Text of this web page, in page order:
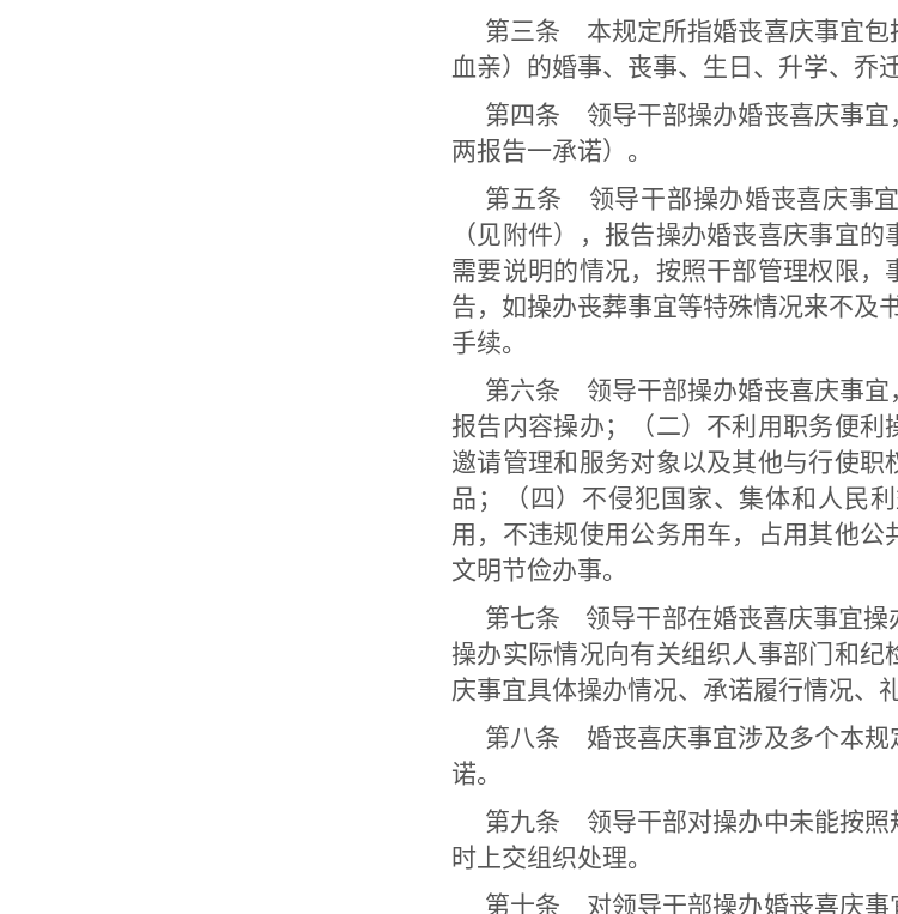
第三条 本规定所指婚丧喜庆事宜包
血亲）的婚事、丧事、生日、升学、乔
第四条 领导干部操办婚丧喜庆事宜
两报告一承诺）。
第五条 领导干部操办婚丧喜庆事
（见附件），报告操办婚丧喜庆事宜
需要说明的情况，按照干部管理权限
告，如操办丧葬事宜等特殊情况来不及
手续。
第六条 领导干部操办婚丧喜庆事宜
报告内容操办；（二）不利用职务便
邀请管理和服务对象以及其他与行使
品；（四）不侵犯国家、集体和人民
用，不违规使用公务用车，占用其他公
文明节俭办事。
第七条 领导干部在婚丧喜庆事宜操
操办实际情况向有关组织人事部门和
庆事宜具体操办情况、承诺履行情况、
第八条 婚丧喜庆事宜涉及多个本规
诺。
第九条 领导干部对操办中未能按照
时上交组织处理。
第十条 对领导干部操办婚丧喜庆事